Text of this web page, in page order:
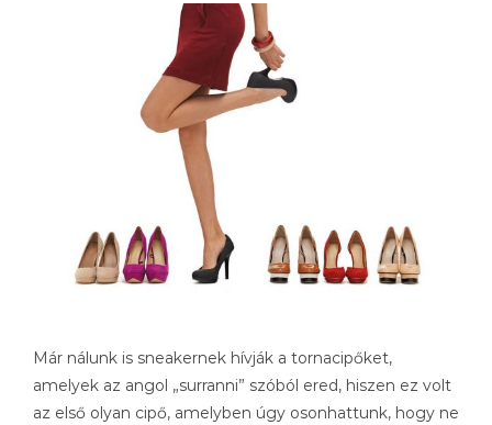
Már nálunk is sneakernek hívják a tornacipőket,
amelyek az angol „surranni” szóból ered, hiszen ez volt
az első olyan cipő, amelyben úgy osonhattunk, hogy ne